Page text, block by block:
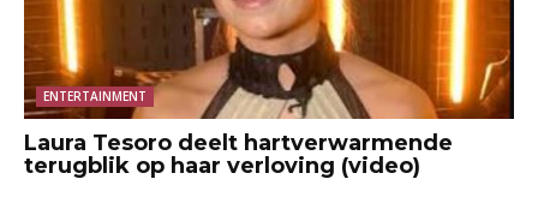
ENTERTAINMENT
Laura Tesoro deelt hartverwarmende
terugblik op haar verloving (video)